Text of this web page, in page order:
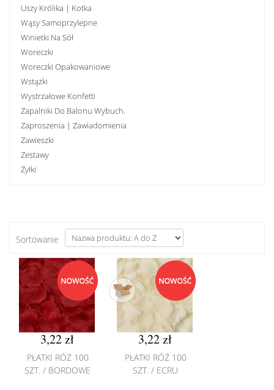
Uszy Królika | Kotka
Wąsy Samoprzylepne
Winietki Na Sół
Woreczki
Woreczki Opakowaniowe
Wstążki
Wystrzałowe Konfetti
Zapalniki Do Balonu Wybuch.
Zaproszenia | Zawiadomienia
Zawieszki
Zestawy
Żyłki
Sortowanie
3,22 zł
PŁATKI RÓŻ 100
SZT. / BORDOWE
3,22 zł
PŁATKI RÓŻ 100
SZT. / ECRU